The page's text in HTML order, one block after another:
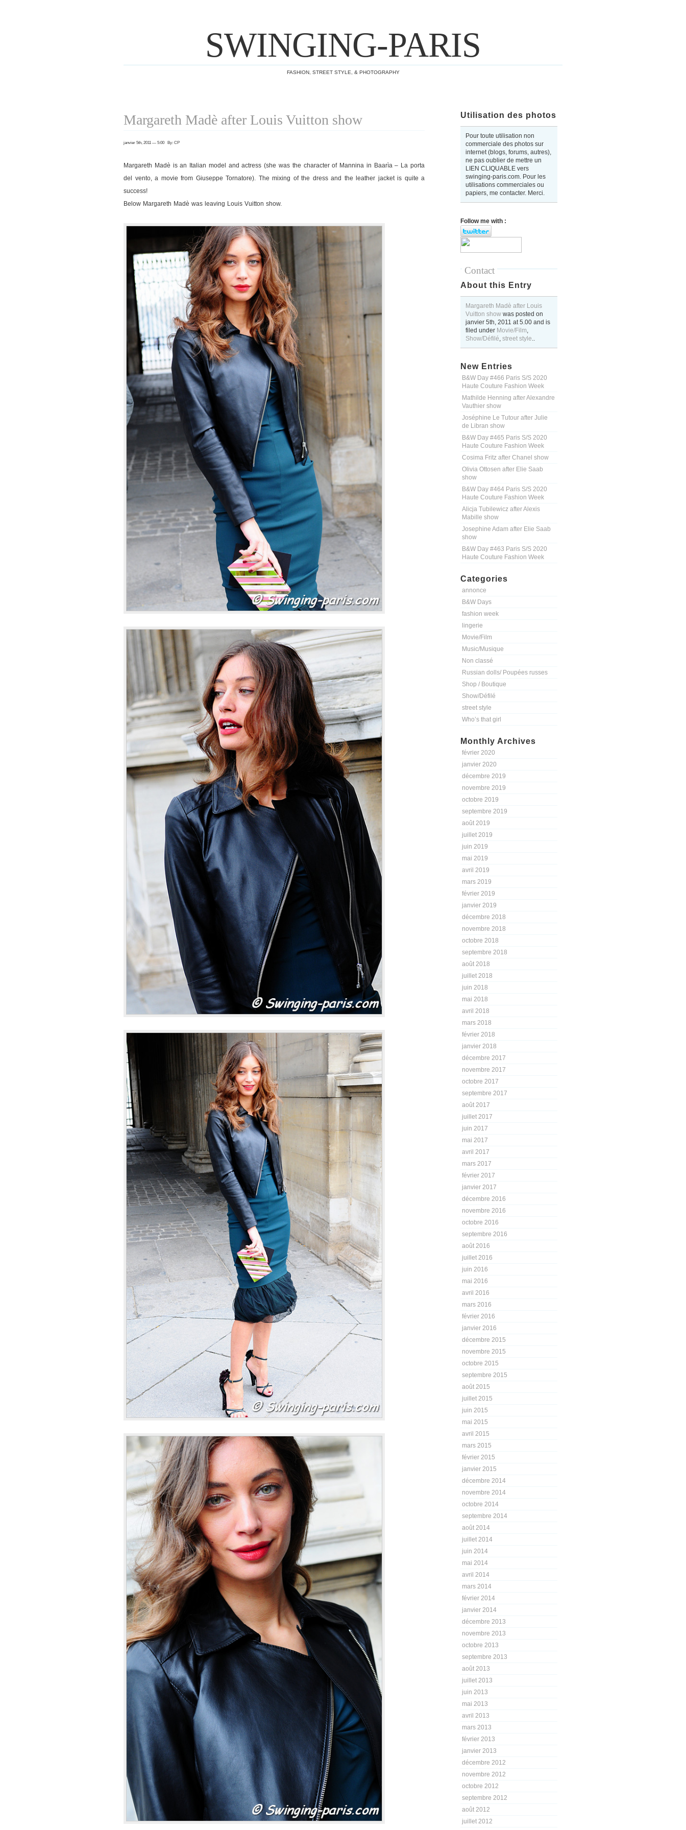
SWINGING-PARIS
FASHION, STREET STYLE, & PHOTOGRAPHY
Utilisation des photos
Pour toute utilisation non
commerciale des photos sur
internet (blogs, forums, autres),
ne pas oublier de mettre un
LIEN CLIQUABLE vers
swinging-paris.com. Pour les
utilisations commerciales ou
papiers, me contacter. Merci.
Follow me with :
Contact
About this Entry
Margareth Madè after Louis
Vuitton show was posted on
janvier 5th, 2011 at5.00 and is
filed under Movie/Film,
Show/Défilé, street style..
New Entries
B&W Day #466 Paris S/S 2020
Haute Couture Fashion Week
Mathilde Henning after Alexandre
Vauthier show
Joséphine Le Tutour after Julie
de Libran show
B&W Day #465 Paris S/S 2020
Haute Couture Fashion Week
Cosima Fritz after Chanel show
Olivia Ottosen after Elie Saab
show
B&W Day #464 Paris S/S 2020
Haute Couture Fashion Week
Alicja Tubilewicz after Alexis
Mabille show
Josephine Adam after Elie Saab
show
B&W Day #463 Paris S/S 2020
Haute Couture Fashion Week
Categories
annonce
B&W Days
fashion week
lingerie
Movie/Film
Music/Musique
Non classé
Russian dolls/ Poupées russes
Shop / Boutique
Show/Défilé
street style
Who’s that girl
Monthly Archives
février 2020
janvier 2020
décembre 2019
novembre 2019
octobre 2019
septembre 2019
août 2019
juillet 2019
juin 2019
mai 2019
avril 2019
mars 2019
février 2019
janvier 2019
décembre 2018
novembre 2018
octobre 2018
septembre 2018
août 2018
juillet 2018
juin 2018
mai 2018
avril 2018
mars 2018
février 2018
janvier 2018
décembre 2017
novembre 2017
octobre 2017
septembre 2017
août 2017
juillet 2017
juin 2017
mai 2017
avril 2017
mars 2017
février 2017
janvier 2017
décembre 2016
novembre 2016
octobre 2016
septembre 2016
août 2016
juillet 2016
juin 2016
mai 2016
avril 2016
mars 2016
février 2016
janvier 2016
décembre 2015
novembre 2015
octobre 2015
septembre 2015
août 2015
juillet 2015
juin 2015
mai 2015
avril 2015
mars 2015
février 2015
janvier 2015
décembre 2014
novembre 2014
octobre 2014
septembre 2014
août 2014
juillet 2014
juin 2014
mai 2014
avril 2014
mars 2014
février 2014
janvier 2014
décembre 2013
novembre 2013
octobre 2013
septembre 2013
août 2013
juillet 2013
juin 2013
mai 2013
avril 2013
mars 2013
février 2013
janvier 2013
décembre 2012
novembre 2012
octobre 2012
septembre 2012
août 2012
juillet 2012
Margareth Madè after Louis Vuitton show
janvier 5th, 2011 — 5:00 By: CP
Margareth Madè is an Italian model and actress (she was the character of Mannina in Baarìa – La porta
del vento, a movie from Giuseppe Tornatore). The mixing of the dress and the leather jacket is quite a
success!
Below Margareth Madè was leaving Louis Vuitton show.